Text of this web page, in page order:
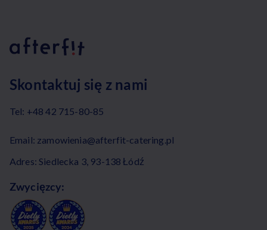
Skontaktuj się z nami
Tel: +48 42 715-80-85
Email: zamowienia@afterfit-catering.pl
Adres: Siedlecka 3, 93-138 Łódź
Zwycięzcy: